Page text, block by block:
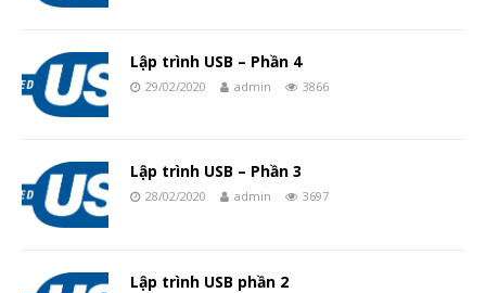
Lập trình USB – Phần 4
29/02/2020 admin 3866
Lập trình USB – Phần 3
28/02/2020 admin 3697
Lập trình USB phần 2